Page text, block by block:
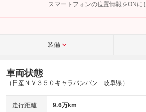
こちら
スマートフォンの位置情報をONに
装備
車両状態
（日産ＮＶ３５０キャラバンバン 岐阜県）
走行距離 9.6万km